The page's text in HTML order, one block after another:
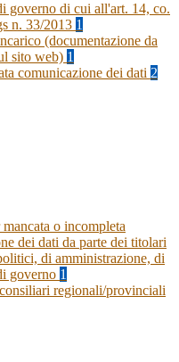
governo di cui all'art. 14, co.
n. 33/2013 1
(documentazione da
sito web) 1
comunicazione dei dati 2
o incompleta
dei dati da parte dei titolari
di amministrazione, di
governo 1
regionali/provinciali